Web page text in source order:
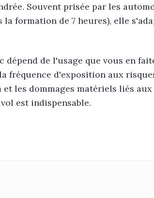
Souvent prisée par les
la formation de 7 heures), elle
dépend de l'usage que vous en
fréquence d'exposition aux
les dommages matériels liés
est indispensable.